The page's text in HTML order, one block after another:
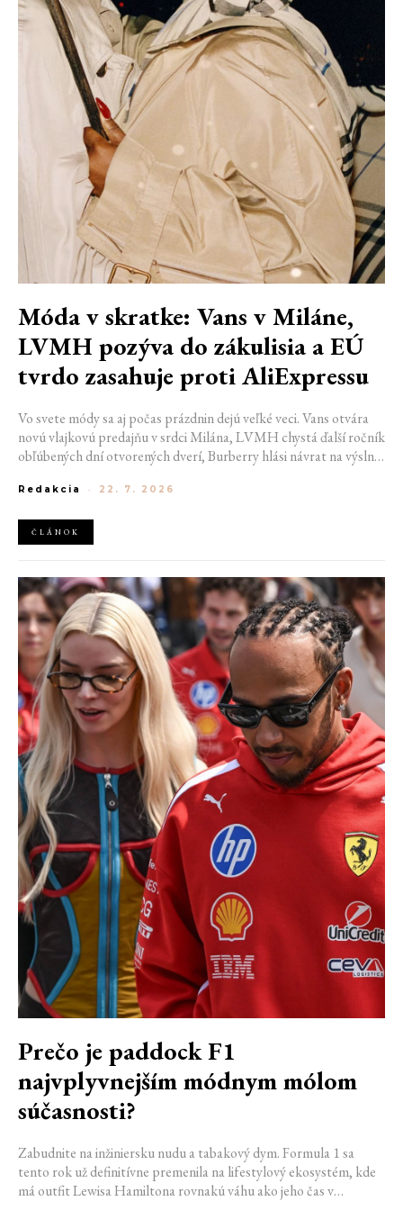
Móda v skratke: Vans v Miláne,
LVMH pozýva do zákulisia a EÚ
tvrdo zasahuje proti AliExpressu
Vo svete módy sa aj počas prázdnin dejú veľké veci. Vans otvára
novú vlajkovú predajňu v srdci Milána, LVMH chystá ďalší ročník
obľúbených dní otvorených dverí, Burberry hlási návrat na výslnie
platforme AliExpress.
Redakcia - 22. 7. 2026
ČLÁNOK
Prečo je paddock F1
najvplyvnejším módnym mólom
súčasnosti?
Zabudnite na inžiniersku nudu a tabakový dym. Formula 1 sa
tento rok už definitívne premenila na lifestylový ekosystém, kde
má outfit Lewisa Hamiltona rovnakú váhu ako jeho čas v